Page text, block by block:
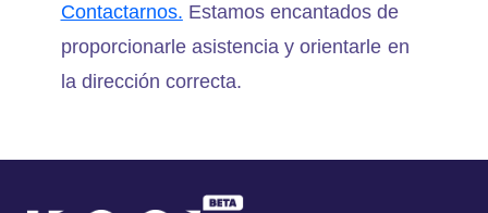
Contactarnos. Estamos encantados de
proporcionarle asistencia y orientarle en
la dirección correcta.